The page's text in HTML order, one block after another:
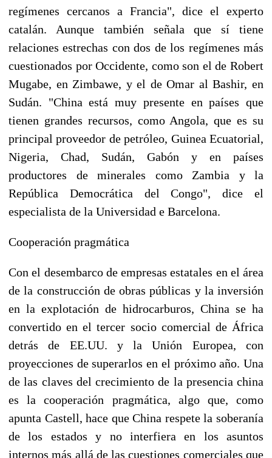
regímenes cercanos a Francia", dice el experto
catalán. Aunque también señala que sí tiene
relaciones estrechas con dos de los regímenes más
cuestionados por Occidente, como son el de Robert
Mugabe, en Zimbawe, y el de Omar al Bashir, en
Sudán. "China está muy presente en países que
tienen grandes recursos, como Angola, que es su
principal proveedor de petróleo, Guinea Ecuatorial,
Nigeria, Chad, Sudán, Gabón y en países
productores de minerales como Zambia y la
República Democrática del Congo", dice el
especialista de la Universidad e Barcelona.
Cooperación pragmática
Con el desembarco de empresas estatales en el área
de la construcción de obras públicas y la inversión
en la explotación de hidrocarburos, China se ha
convertido en el tercer socio comercial de África
detrás de EE.UU. y la Unión Europea, con
proyecciones de superarlos en el próximo año. Una
de las claves del crecimiento de la presencia china
es la cooperación pragmática, algo que, como
apunta Castell, hace que China respete la soberanía
de los estados y no interfiera en los asuntos
internos más allá de las cuestiones comerciales que